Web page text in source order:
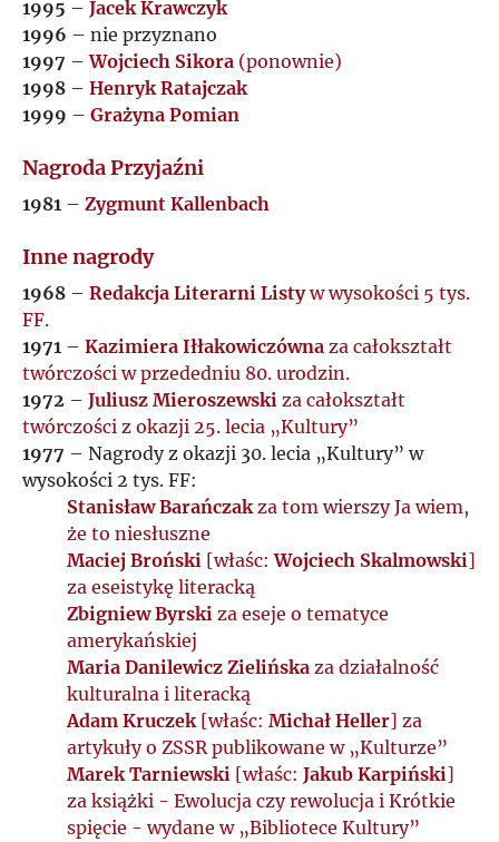
1995 – Jacek Krawczyk
1996 – nie przyznano
1997 –Wojciech Sikora (ponownie)
1998 – Henryk Ratajczak
1999 – Grażyna Pomian
Nagroda Przyjaźni
1981 – Zygmunt Kallenbach
Inne nagrody
1968 – Redakcja Literarni Listyw wysokości 5 tys.
FF.
1971 – Kazimiera Iłłakowiczówna za całokształt
twórczości w przededniu 80. urodzin.
1972 – Juliusz Mieroszewski za całokształt
twórczości z okazji 25. lecia „Kultury”
1977 – Nagrody z okazji 30. lecia „Kultury” w
wysokości 2 tys. FF:
Stanisław Barańczakza tom wierszy Ja wiem,
że to niesłuszne
Maciej Broński [właśc:Wojciech Skalmowski]
za eseistykę literacką
Zbigniew Byrski za eseje o tematyce
amerykańskiej
Maria Danilewicz Zielińska za działalność
kulturalna i literacką
Adam Kruczek[właśc: Michał Heller] za
artykuły o ZSSR publikowane w „Kulturze”
Marek Tarniewski [właśc: Jakub Karpiński]
za książki - Ewolucja czy rewolucja i Krótkie
spięcie - wydane w „Bibliotece Kultury”